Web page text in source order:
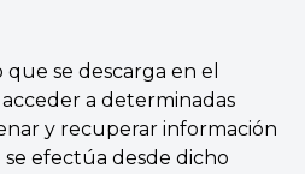
se descarga en el
a determinadas
y recuperar información
efectúa desde dicho